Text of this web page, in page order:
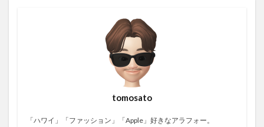
tomosato
「ハワイ」「ファッション」「Apple」好きなアラフォー。